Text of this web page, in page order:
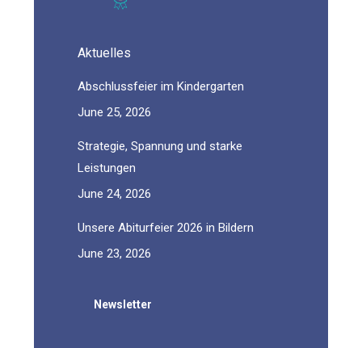
Aktuelles
Abschlussfeier im Kindergarten
June 25, 2026
Strategie, Spannung und starke
Leistungen
June 24, 2026
Unsere Abiturfeier 2026 in Bildern
June 23, 2026
Newsletter